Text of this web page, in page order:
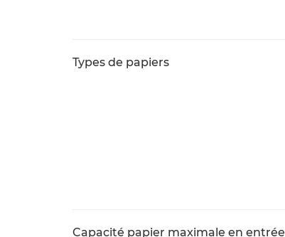
Types de papiers
Capacité papier maximale en entrée